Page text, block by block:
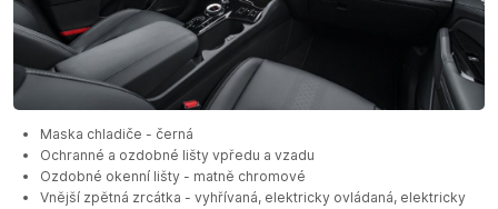
Maska chladiče - černá
Ochranné a ozdobné lišty vpředu a vzadu
Ozdobné okenní lišty - matně chromové
Vnější zpětná zrcátka - vyhřívaná, elektricky ovládaná, elektricky